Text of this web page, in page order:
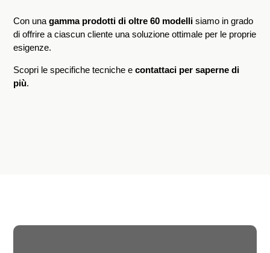
Con unagamma prodotti di oltre 60 modelli siamo in grado
di offrire a ciascun cliente una soluzione ottimale per le proprie
esigenze.
Scopri le specifiche tecniche econtattaci per saperne di
più.